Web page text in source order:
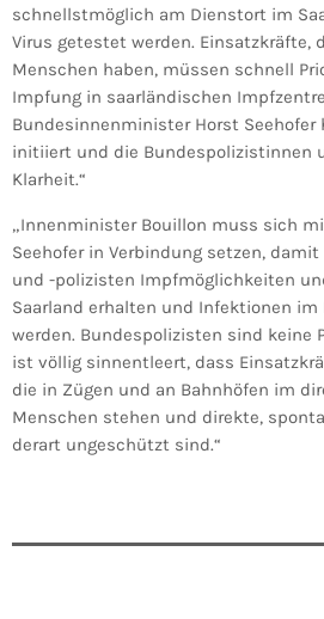
schnellstmöglich am Dienstort im
Virus getestet werden. Einsatzkräfte,
Menschen haben, müssen schnell
Impfung in saarländischen
Bundesinnenminister Horst
initiiert und die Bundespolizistinnen
Klarheit.“
„Innenminister Bouillon muss sich
Seehofer in Verbindung setzen,
und -polizisten Impfmöglichkeiten
Saarland erhalten und Infektionen
werden. Bundespolizisten sind keine
ist völlig sinnentleert, dass
die in Zügen und an Bahnhöfen im
Menschen stehen und direkte,
derart ungeschützt sind.“